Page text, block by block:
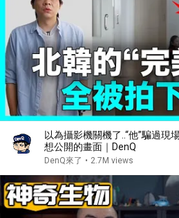
以為攝影機關機了..“他”騙過現
想公開的畫面｜DenQ
DenQ來了 • 2.7M views